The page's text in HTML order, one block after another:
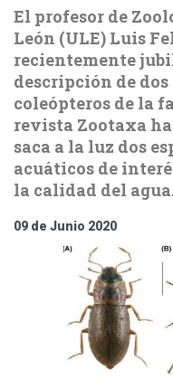
El profesor de
León (ULE) Luis
recientemente
descripción de dos
coleópteros de la
revista Zootaxa
saca a la luz dos
acuáticos de
la calidad del
09 de Junio 2020